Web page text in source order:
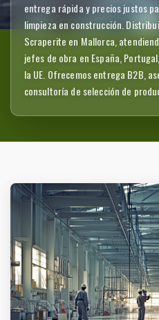
entrega rápida y precios justos
limpieza en construcción.
Scraperite en Mallorca,
jefes de obra en España,
la UE. Ofrecemos entrega B2B,
consultoría de selección de